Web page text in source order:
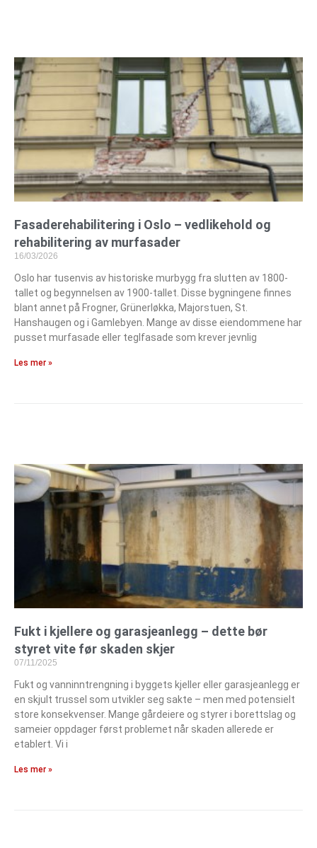
Fasaderehabilitering i Oslo – vedlikehold og
rehabilitering av murfasader
16/03/2026
Oslo har tusenvis av historiske murbygg fra slutten av 1800-
tallet og begynnelsen av 1900-tallet. Disse bygningene finnes
blant annet på Frogner, Grünerløkka, Majorstuen, St.
Hanshaugen og i Gamlebyen. Mange av disse eiendommene har
pusset murfasade eller teglfasade som krever jevnlig
Les mer »
Fukt i kjellere og garasjeanlegg – dette bør
styret vite før skaden skjer
07/11/2025
Fukt og vanninntrengning i byggets kjeller eller garasjeanlegg er
en skjult trussel som utvikler seg sakte – men med potensielt
store konsekvenser. Mange gårdeiere og styrer i borettslag og
sameier oppdager først problemet når skaden allerede er
etablert. Vi i
Les mer »